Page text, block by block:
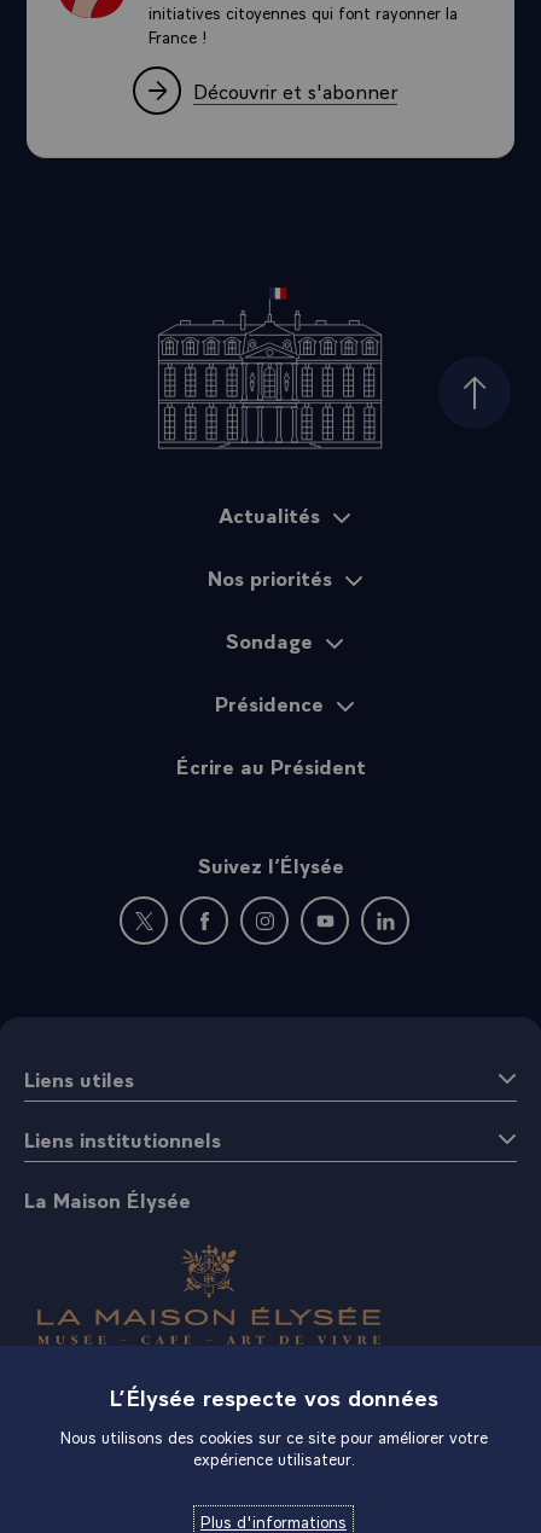
initiatives citoyennes qui font rayonner la
France !
Découvrir et s'abonner
Haut
Actualités
Nos priorités
Sondage
Présidence
Écrire au Président
Suivez l’Élysée
Nouvelle fenêtre : rejoignez-nous sur Twitter
Nouvelle fenêtre : rejoignez-nous sur
Nouvelle fenêtre : rejoignez-nous
Nouvelle fenêtre :
Nouvelle fenêtre :
Liens utiles
Liens institutionnels
La Maison Élysée
L’Élysée respecte vos données
Nous utilisons des cookies sur ce site pour améliorer votre
expérience utilisateur.
Plus d'informations